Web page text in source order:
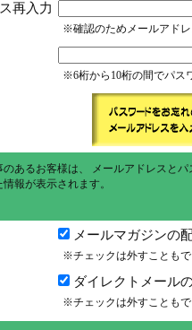
再入力
※確認のためメールアド
※6桁から10桁の間でパス
のあるお客様は、 メールアドレスと
報が表示されます。
メールマガジンの
※チェックは外すことも
ダイレクトメール
※チェックは外すことも